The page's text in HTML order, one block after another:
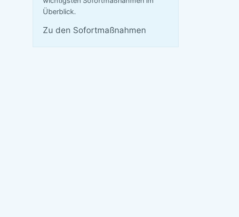
Überblick.
Zu den Sofortmaßnahmen